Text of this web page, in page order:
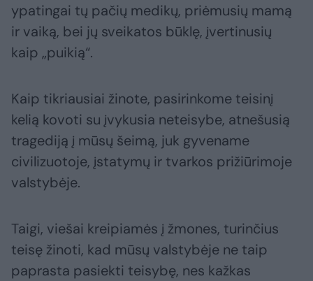
ypatingai tų pačių medikų, priėmusių mamą
ir vaiką, bei jų sveikatos būklę, įvertinusių
kaip „puikią“.
Kaip tikriausiai žinote, pasirinkome teisinį
kelią kovoti su įvykusia neteisybe, atnešusią
tragediją į mūsų šeimą, juk gyvename
civilizuotoje, įstatymų ir tvarkos prižiūrimoje
valstybėje.
Taigi, viešai kreipiamės į žmones, turinčius
teisę žinoti, kad mūsų valstybėje ne taip
paprasta pasiekti teisybę, nes kažkas